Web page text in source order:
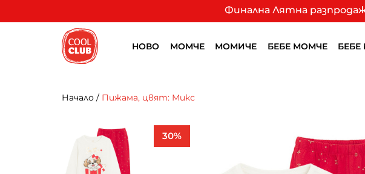
Финална Лятна
НОВО МОМЧЕ МОМИЧЕ БЕБЕ МОМЧЕ
Начало / Пижама, цвят: Микс
30%